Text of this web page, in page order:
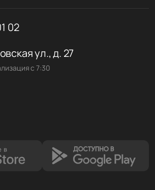
02
ул., д. 27
с 7:30